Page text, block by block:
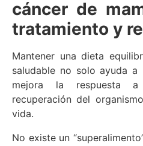
cáncer de
tratamiento y
Mantener una dieta
saludable no solo ayuda
mejora la respuesta
recuperación del
vida.
No existe un